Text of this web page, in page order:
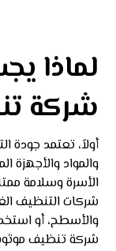
لماذا
شركة
أولاً، تعتمد جودة
والمواد والأجهزة
الأسرة وسلامة
شركات التنظيف
والأسطح، أو
شركة تنظيف